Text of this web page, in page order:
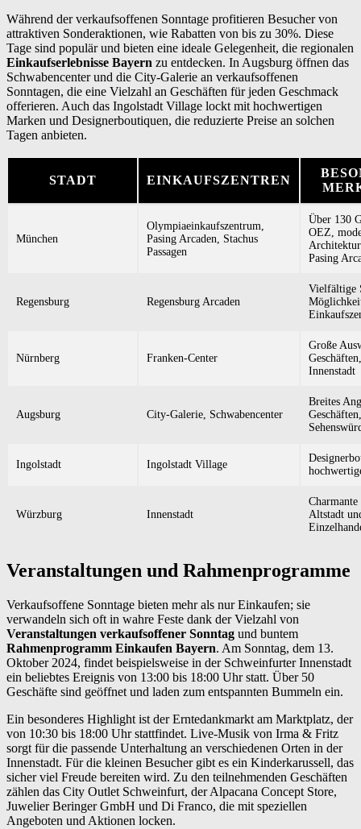
Während der verkaufsoffenen Sonntage profitieren Besucher von
attraktiven Sonderaktionen, wie Rabatten von bis zu 30%. Diese
Tage sind populär und bieten eine ideale Gelegenheit, die regionalen
Einkaufserlebnisse Bayern zu entdecken. In Augsburg öffnen das
Schwabencenter und die City-Galerie an verkaufsoffenen
Sonntagen, die eine Vielzahl an Geschäften für jeden Geschmack
offerieren. Auch das Ingolstadt Village lockt mit hochwertigen
Marken und Designerboutiquen, die reduzierte Preise an solchen
Tagen anbieten.
STADT EINKAUFSZENTREN
München
Olympiaeinkaufszentrum,
Pasing Arcaden, Stachus
Passagen
Über 130
OEZ,
Pasing
Regensburg Regensburg Arcaden
Vielfältige
Nürnberg Franken-Center
Große
Innenstadt
Augsburg City-Galerie, Schwabencenter
Breites
Ingolstadt Ingolstadt Village
Würzburg Innenstadt
Altstadt
Veranstaltungen und Rahmenprogramme
Verkaufsoffene Sonntage bieten mehr als nur Einkaufen; sie
verwandeln sich oft in wahre Feste dank der Vielzahl von
Veranstaltungen verkaufsoffener Sonntag und buntem
Rahmenprogramm Einkaufen Bayern. Am Sonntag, dem 13.
Oktober 2024, findet beispielsweise in der Schweinfurter Innenstadt
ein beliebtes Ereignis von 13:00 bis 18:00 Uhr statt. Über 50
Geschäfte sind geöffnet und laden zum entspannten Bummeln ein.
Ein besonderes Highlight ist der Erntedankmarkt am Marktplatz, der
von 10:30 bis 18:00 Uhr stattfindet. Live-Musik von Irma & Fritz
sorgt für die passende Unterhaltung an verschiedenen Orten in der
Innenstadt. Für die kleinen Besucher gibt es ein Kinderkarussell, das
sicher viel Freude bereiten wird. Zu den teilnehmenden Geschäften
zählen das City Outlet Schweinfurt, der Alpacana Concept Store,
Juwelier Beringer GmbH und Di Franco, die mit speziellen
Angeboten und Aktionen locken.